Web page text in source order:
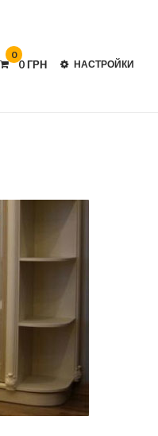
0
0 ГРН НАСТРОЙКИ